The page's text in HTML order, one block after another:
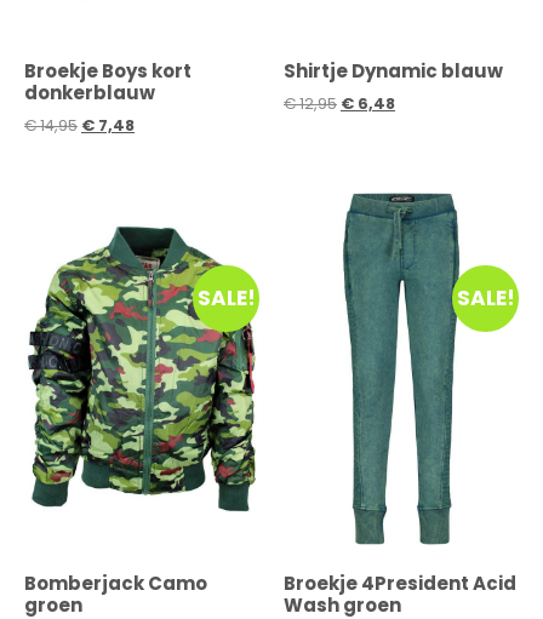
Broekje Boys kort
donkerblauw
€14,95 € 7,48
Shirtje Dynamic blauw
€12,95 € 6,48
SALE!
Bomberjack Camo
groen
SALE!
Broekje 4President Acid
Wash groen